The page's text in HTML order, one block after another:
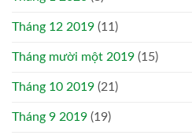
Tháng 12 2019 (11)
Tháng mười một 2019 (15)
Tháng 10 2019 (21)
Tháng 9 2019 (19)